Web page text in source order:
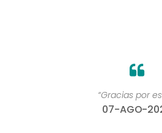
“Gracias por
07-AGO-